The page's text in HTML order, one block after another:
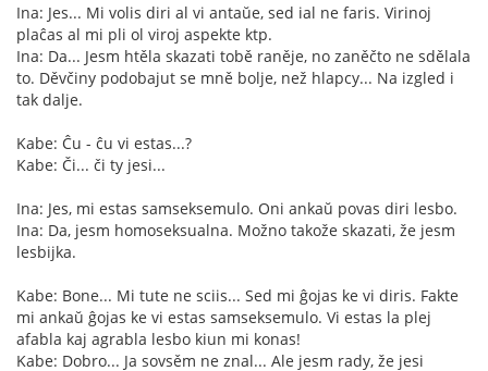
Ina: Jes... Mi volis diri al vi antaŭe, sed ial ne faris. Virinoj
plaĉas al mi pli ol viroj aspekte ktp.
Ina: Da... Jesm htěla skazati tobě raněje, no zaněčto ne sdělala
to. Děvčiny podobajut se mně bolje, než hlapcy... Na izgled i
tak dalje.
Kabe: Ĉu - ĉu vi estas...?
Kabe: Či... či ty jesi...
Ina: Jes, mi estas samseksemulo. Oni ankaŭ povas diri lesbo.
Ina: Da, jesm homoseksualna. Možno takože skazati, že jesm
lesbijka.
Kabe: Bone... Mi tute ne sciis... Sed mi ĝojas ke vi diris. Fakte
mi ankaŭ ĝojas ke vi estas samseksemulo. Vi estas la plej
afabla kaj agrabla lesbo kiun mi konas!
Kabe: Dobro... Ja sovsěm ne znal... Ale jesm rady, že jesi